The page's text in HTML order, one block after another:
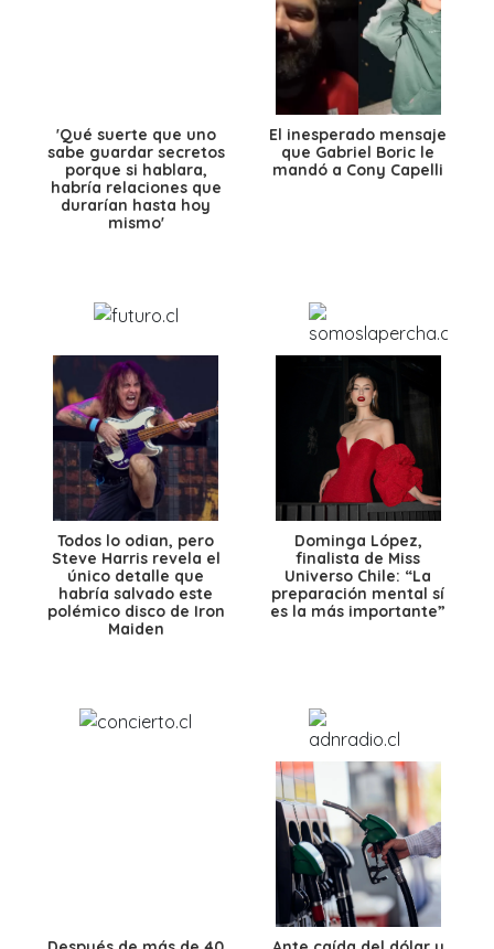
'Qué suerte que uno
sabe guardar secretos
porque si hablara,
habría relaciones que
durarían hasta hoy
mismo'
El inesperado mensaje
que Gabriel Boric le
mandó a Cony Capelli
Todos lo odian, pero
Steve Harris revela el
único detalle que
habría salvado este
polémico disco de Iron
Maiden
Dominga López,
finalista de Miss
Universo Chile: “La
preparación mental sí
es la más importante”